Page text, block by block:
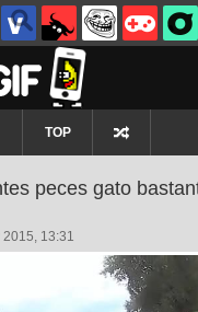
TOP
peces gato
13:31